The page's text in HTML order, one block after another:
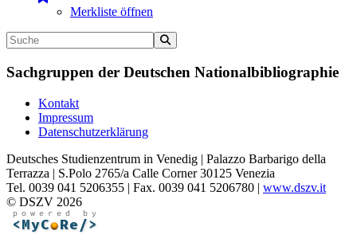
Merkliste öffnen
Sachgruppen der Deutschen Nationalbibliographie
Kontakt
Impressum
Datenschutzerklärung
Deutsches Studienzentrum in Venedig | Palazzo Barbarigo della
Terrazza | S.Polo 2765/a Calle Corner 30125 Venezia
Tel. 0039 041 5206355 | Fax. 0039 041 5206780 | www.dszv.it
© DSZV 2026